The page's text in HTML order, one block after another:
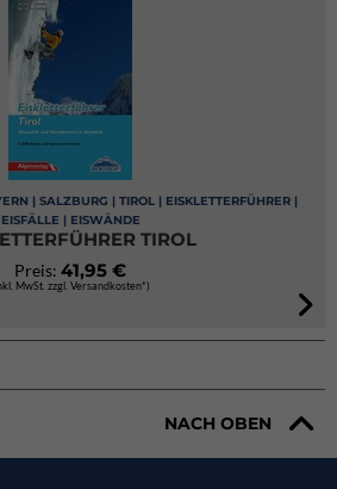
| SALZBURG | TIROL | EISKLETTERFÜHRER |
EISFÄLLE | EISWÄNDE
TIROL
Preis: 41,95 €
MwSt. zzgl. Versandkosten*)
NACH OBEN